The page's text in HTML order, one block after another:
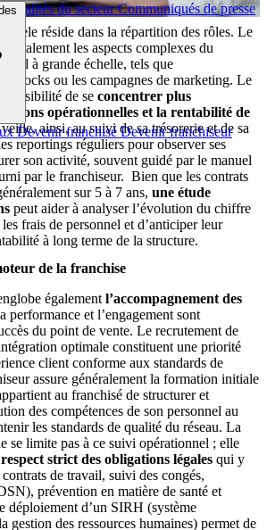
du secteur Communiqués de presse
Devenir franchisé Devenir franchiseur
réside dans la répartition des rôles. Le
les aspects complexes du
à grande échelle, tels que
stocks ou les campagnes de marketing. Le
possibilité de se concentrer plus
opérationnelles et la rentabilité de
ainsi, au suivi de sa trésorerie et de sa
reportings réguliers pour observer ses
son activité, souvent guidé par le manuel
par le franchiseur. Bien que les contrats
sur 5 à 7 ans, une étude
peut aider à analyser l’évolution du chiffre
frais de personnel et d’anticiper leur
à long terme de la structure.
de la franchise
également l’accompagnement des
performance et l’engagement sont
du point de vente. Le recrutement de
optimale constituent une priorité
client conforme aux standards de
assure généralement la formation initiale
au franchisé de structurer et
des compétences de son personnel au
les standards de qualité du réseau. La
se limite pas à ce suivi opérationnel ; elle
respect strict des obligations légales qui y
de travail, suivi des congés,
prévention en matière de santé et
d’un SIRH (système
gestion des ressources humaines) permet de